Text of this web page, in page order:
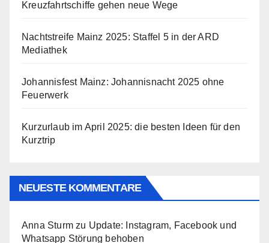
Kreuzfahrtschiffe gehen neue Wege
Nachtstreife Mainz 2025: Staffel 5 in der ARD
Mediathek
Johannisfest Mainz: Johannisnacht 2025 ohne
Feuerwerk
Kurzurlaub im April 2025: die besten Ideen für den
Kurztrip
NEUESTE KOMMENTARE
Anna Sturm zu Update: Instagram, Facebook und
Whatsapp Störung behoben